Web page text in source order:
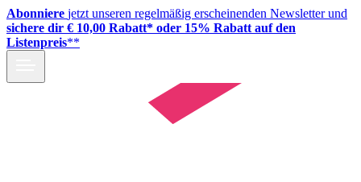
Abonniere jetzt unseren regelmäßig erscheinenden Newsletter und
sichere dir € 10,00 Rabatt* oder 15% Rabatt auf den
Listenpreis**